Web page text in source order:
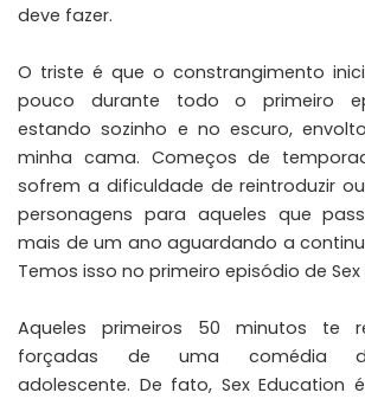
deve fazer.
O triste é que o constrangimento
pouco durante todo o primeiro
estando sozinho e no escuro,
minha cama. Começos de
sofrem a dificuldade de reintroduzir
personagens para aqueles que
mais de um ano aguardando a
Temos isso no primeiro episódio de Sex
Aqueles primeiros 50 minutos te
forçadas de uma comédia
adolescente. De fato, Sex Education